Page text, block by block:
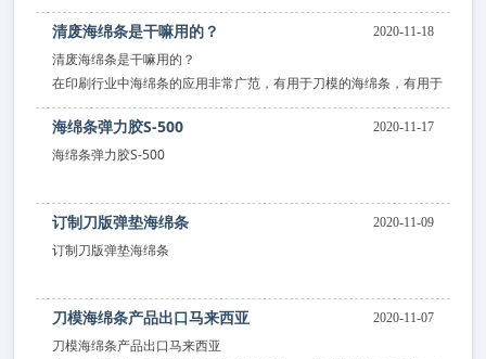
最近做发泡的厂家就明显的感觉到了，原材料上涨的压力，
原材料用的胶粒直接上涨了100%因种种原因，
清废海绵条是干嘛用的？ 2020-11-18
清废海绵条是干嘛用的？
在印刷行业中海绵条的应用非常广范，有用于刀模的海绵条，有用于
机器清理废纸的海绵条，有用于模切机起到回弹的海绵条，不同种类
的海绵条用处不一样，材质也是不相同。
海绵条弹力胶S-500 2020-11-17
海绵条弹力胶S-500
S-500是我们深华海条弹力胶的一种型号，S-500弹力胶弹性超强，
硬度55度，这种硬度弹力胶不论是做成片状的还是条状
都合适用于卡纸坑纸的啤压，也是现弹力胶用的最广的一种硬度。
订制刀版弹垫海绵条 2020-11-09
订制刀版弹垫海绵条
刀版弹垫海绵条有着不同的规格，有些刀模用到的海绵条不是常用的
规格，那就需要特殊订制。
刀模海绵条产品出口马来西亚 2020-11-07
刀模海绵条产品出口马来西亚